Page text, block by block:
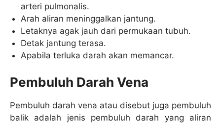
arteri pulmonalis.
Arah aliran meninggalkan jantung.
Letaknya agak jauh dari permukaan tubuh.
Detak jantung terasa.
Apabila terluka darah akan memancar.
Pembuluh Darah Vena
Pembuluh darah vena atau disebut juga pembuluh
balik adalah jenis pembuluh darah yang aliran